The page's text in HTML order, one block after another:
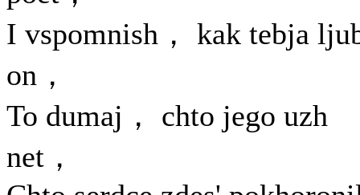
I vspomnish， kak tebja
on，
To dumaj， chto jego uzh
net，